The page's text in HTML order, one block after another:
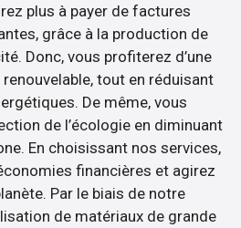
plus à payer de factures
grâce à la production de
Donc, vous profiterez d’une
tout en réduisant
De même, vous
de l’écologie en diminuant
En choisissant nos services,
financières et agirez
Par le biais de notre
de matériaux de grande